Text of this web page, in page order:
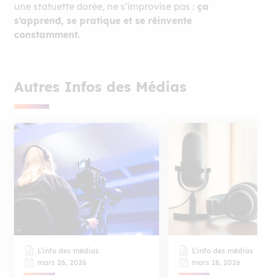
une statuette dorée, ne s’improvise pas : ça
s’apprend, se pratique et se réinvente
constamment.
Autres Infos des Médias
L’info des médias
mars 26, 2026
L’info des médias
mars 18, 2026